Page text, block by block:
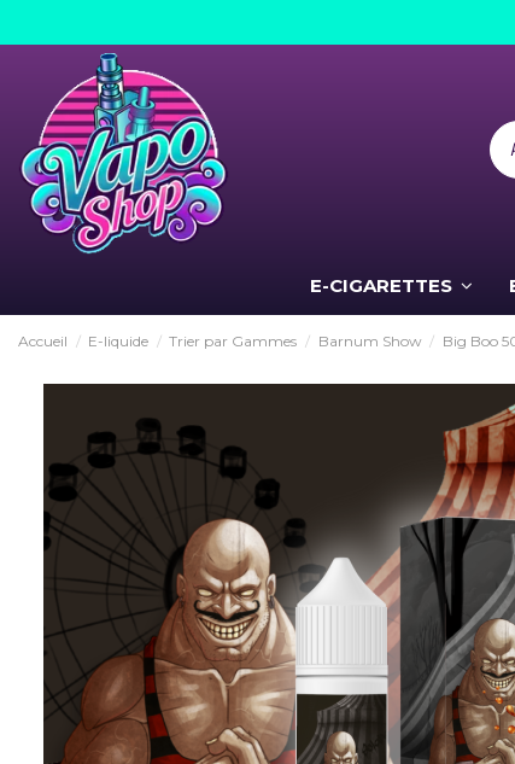
E-CIGARETTES
Accueil E-liquide Trier par Gammes Barnum Show Big Boo